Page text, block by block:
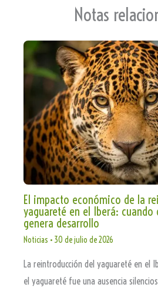
te
Notas
El impacto económico de la
yaguareté en el Iberá: cuando
genera desarrollo
Noticias • 30 de julio de 2026
La reintroducción del yaguareté en el
el yaguareté fue una ausencia